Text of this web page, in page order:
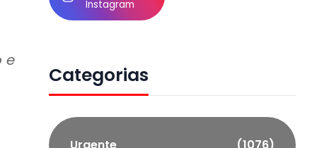
e
Instagram
Categorias